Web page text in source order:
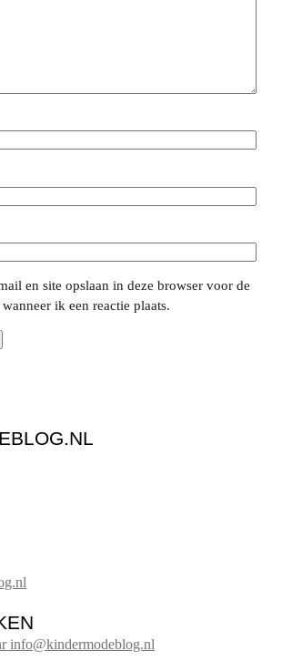
en site opslaan in deze browser voor de
ik een reactie plaats.
info@kindermodeblog.nl